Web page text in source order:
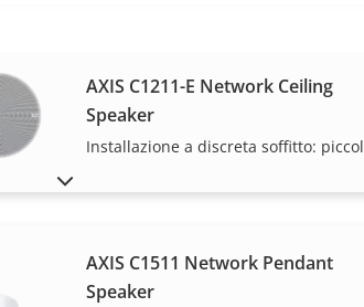
AXIS C1211-E Network Ceiling
Speaker
Installazione a discreta soffitto:
AXIS C1511 Network Pendant
Speaker